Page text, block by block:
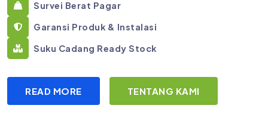
Survei Berat Pagar
Garansi Produk & Instalasi
Suku Cadang Ready Stock
READ MORE TENTANG KAMI